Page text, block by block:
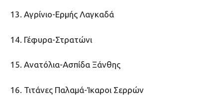
13. Αγρίνιο-Ερμής Λαγκαδά
14. Γέφυρα-Στρατώνι
15. Ανατόλια-Ασπίδα Ξάνθης
16. Τιτάνες Παλαμά-Ίκαροι Σερρών